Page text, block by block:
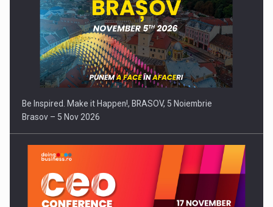
Be Inspired. Make it Happen!, BRASOV, 5 Noiembrie
Brasov – 5 Nov 2026